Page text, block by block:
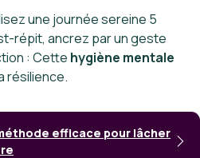
une journée sereine 5
répit, ancrez par un geste
: Cette hygiène mentale
résilience.
efficace pour lâcher